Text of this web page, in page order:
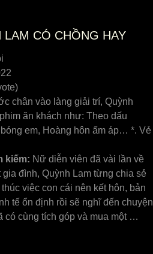
LAM CÓ CHỒNG HAY
chân vào làng giải trí, Quỳnh
ăn khách như: Theo dấu
em, Hoàng hôn ấm áp… *. Vẻ
kiếm: Nữ diễn viên đã vài lần về
gia đình, Quỳnh Lam từng chia sẻ
việc con cái nên kết hôn, bản
tế ổn định rồi sẽ nghĩ đến chuyện
có cùng tích góp và mua một …